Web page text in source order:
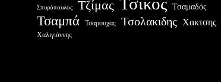
Σπυρόπουλος Τζίμας Τσίκος Τσαμαδός
Τσαμπά Τσαρουχας Τσολακιδης Χακτσης
Χαλιγιάννης